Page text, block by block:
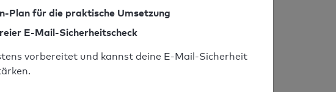
Plan für die praktische Umsetzung
E-Mail-Sicherheitscheck
vorbereitet und kannst deine E-Mail-Sicherheit